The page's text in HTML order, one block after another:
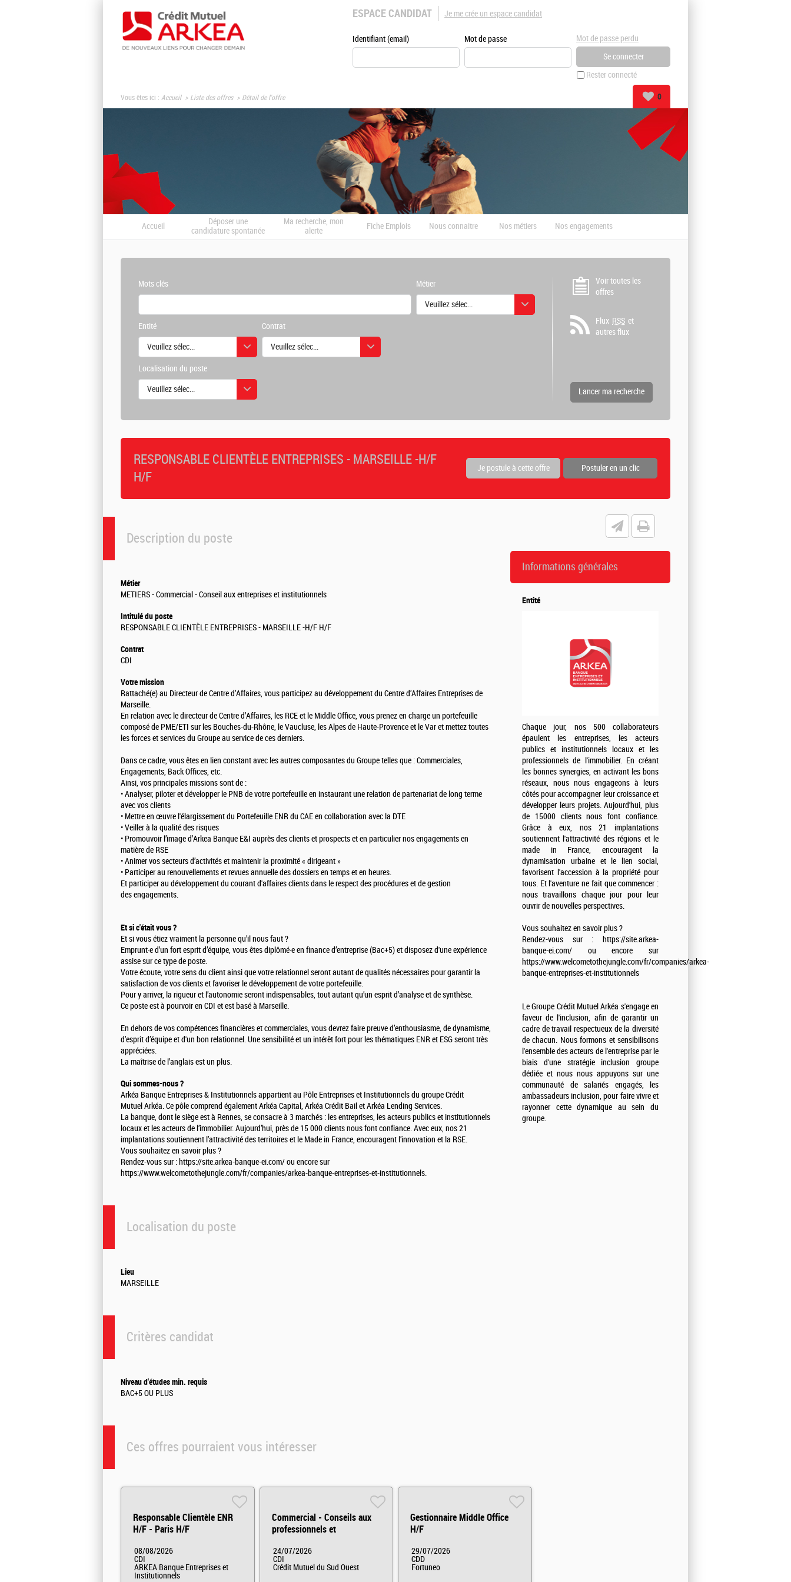
ESPACE CANDIDAT
Identifiant (email) Mot de passe
Rester connecté
Mot de passe perdu
Je me crée un espace candidat
Vous êtes ici : Accueil Liste des offres Détail de l'offre 0
Accueil
Déposer une
candidature spontanée
Ma recherche, mon
alerte
Fiche Emplois Nous connaitre Nos métiers Nos engagements
Mots clés Métier
Veuillez sélectionner une ou des valeurs
Entité
Veuillez sélectionner une ou des valeurs
Contrat
Veuillez sélectionner une ou des valeurs
Localisation du poste
Veuillez sélectionner une ou des valeurs
Voir toutes les
offres
Flux RSS et
autres flux
RESPONSABLE CLIENTÈLE ENTREPRISES - MARSEILLE -H/F
H/F
Description du poste
Métier
METIERS - Commercial - Conseil aux entreprises et institutionnels
Intitulé du poste
RESPONSABLE CLIENTÈLE ENTREPRISES - MARSEILLE -H/F H/F
Contrat
CDI
Votre mission
Rattaché(e) au Directeur de Centre d’Affaires, vous participez au développement du Centre d’Affaires Entreprises de
Marseille.
En relation avec le directeur de Centre d’Affaires, les RCE et le Middle Office, vous prenez en charge un portefeuille
composé de PME/ETI sur les Bouches-du-Rhône, le Vaucluse, les Alpes de Haute-Provence et le Var et mettez toutes
les forces et services du Groupe au service de ces derniers.
Dans ce cadre, vous êtes en lien constant avec les autres composantes du Groupe telles que : Commerciales,
Engagements, Back Offices, etc.
Ainsi, vos principales missions sont de :
• Analyser, piloter et développer le PNB de votre portefeuille en instaurant une relation de partenariat de long terme
avec vos clients
• Mettre en œuvre l'élargissement du Portefeuille ENR du CAE en collaboration avec la DTE
• Veiller à la qualité des risques
• Promouvoir l’image d’Arkea Banque E&I auprès des clients et prospects et en particulier nos engagements en
matière de RSE
• Animer vos secteurs d’activités et maintenir la proximité « dirigeant »
• Participer au renouvellements et revues annuelle des dossiers en temps et en heures.
Et participer au développement du courant d'affaires clients dans le respect des procédures et de gestion
des engagements.
Et si c'était vous ?
Et si vous étiez vraiment la personne qu’il nous faut ?
Emprunt·e d’un fort esprit d’équipe, vous êtes diplômé·e en finance d’entreprise (Bac+5) et disposez d'une expérience
assise sur ce type de poste.
Votre écoute, votre sens du client ainsi que votre relationnel seront autant de qualités nécessaires pour garantir la
satisfaction de vos clients et favoriser le développement de votre portefeuille.
Pour y arriver, la rigueur et l’autonomie seront indispensables, tout autant qu’un esprit d’analyse et de synthèse.
Ce poste est à pourvoir en CDI et est basé à Marseille.
En dehors de vos compétences financières et commerciales, vous devrez faire preuve d’enthousiasme, de dynamisme,
d’esprit d’équipe et d'un bon relationnel. Une sensibilité et un intérêt fort pour les thématiques ENR et ESG seront très
appréciées.
La maîtrise de l’anglais est un plus.
Qui sommes-nous ?
Arkéa Banque Entreprises & Institutionnels appartient au Pôle Entreprises et Institutionnels du groupe Crédit
Mutuel Arkéa. Ce pôle comprend également Arkéa Capital, Arkéa Crédit Bail et Arkéa Lending Services.
La banque, dont le siège est à Rennes, se consacre à 3 marchés : les entreprises, les acteurs publics et institutionnels
locaux et les acteurs de l’immobilier. Aujourd’hui, près de 15 000 clients nous font confiance. Avec eux, nos 21
implantations soutiennent l’attractivité des territoires et le Made in France, encouragent l’innovation et la RSE.
Vous souhaitez en savoir plus ?
Rendez-vous sur : https://site.arkea-banque-ei.com/ ou encore sur
https://www.welcometothejungle.com/fr/companies/arkea-banque-entreprises-et-institutionnels.
Localisation du poste
Lieu
MARSEILLE
Critères candidat
Niveau d'études min. requis
BAC+5 OU PLUS
Informations générales
Entité
Chaque jour, nos 500 collaborateurs
épaulent les entreprises, les acteurs
publics et institutionnels locaux et les
professionnels de l'immobilier. En créant
les bonnes synergies, en activant les bons
réseaux, nous nous engageons à leurs
côtés pour accompagner leur croissance et
développer leurs projets. Aujourd'hui, plus
de 15000 clients nous font confiance.
Grâce à eux, nos 21 implantations
soutiennent l'attractivité des régions et le
made in France, encouragent la
dynamisation urbaine et le lien social,
favorisent l'accession à la propriété pour
tous. Et l'aventure ne fait que commencer :
nous travaillons chaque jour pour leur
ouvrir de nouvelles perspectives.
Vous souhaitez en savoir plus ?
Rendez-vous sur : https://site.arkea-
banque-ei.com/ ou encore sur
https://www.welcometothejungle.com/fr/companies/arkea-
banque-entreprises-et-institutionnels
Le Groupe Crédit Mutuel Arkéa s'engage en
faveur de l'inclusion, afin de garantir un
cadre de travail respectueux de la diversité
de chacun. Nous formons et sensibilisons
l'ensemble des acteurs de l'entreprise par le
biais d'une stratégie inclusion groupe
dédiée et nous nous appuyons sur une
communauté de salariés engagés, les
ambassadeurs inclusion, pour faire vivre et
rayonner cette dynamique au sein du
groupe.
Ces offres pourraient vous intéresser
Responsable Clientèle ENR
H/F - Paris H/F
08/08/2026
CDI
ARKEA Banque Entreprises et
Institutionnels
Commercial - Conseils aux
professionnels et
24/07/2026
CDI
Crédit Mutuel du Sud Ouest
Gestionnaire Middle Office
H/F
29/07/2026
CDD
Fortuneo